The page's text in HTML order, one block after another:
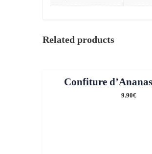
Related products
Confiture
9.90€